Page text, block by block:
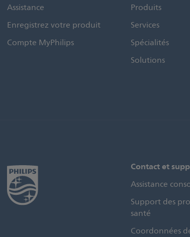
Assistance
Enregistrez votre produit
Compte MyPhilips
Produits
Services
Spécialités
Solutions
Contact et
Assistance
Support des
santé
Coordonnées